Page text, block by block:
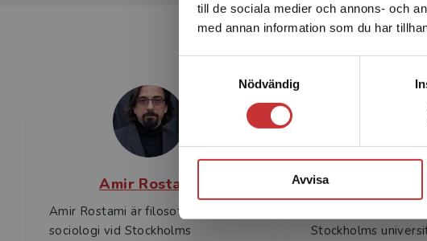
till de sociala medier och annons- och
med annan information som du har
Nödvändig
Avvisa
Sverige.
Amir Rostami
Amir Rostami är filosofie doktor i
sociologi vid Stockholms
Stockholms